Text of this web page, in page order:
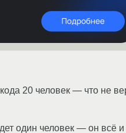
20 человек — что не
один человек — он всё